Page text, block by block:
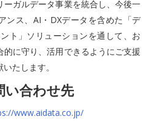
ーガルデータ事業を統合し、今後一
ンス、AI・DXデータを含めた「デ
ト」ソリューションを通して、お
に守り、活用できるようにご支援
たします。
い合わせ先
www.aidata.co.jp/